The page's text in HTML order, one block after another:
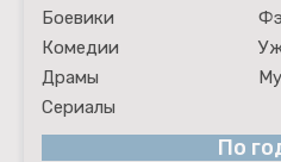
Боевики
Комедии
Драмы
Сериалы
По